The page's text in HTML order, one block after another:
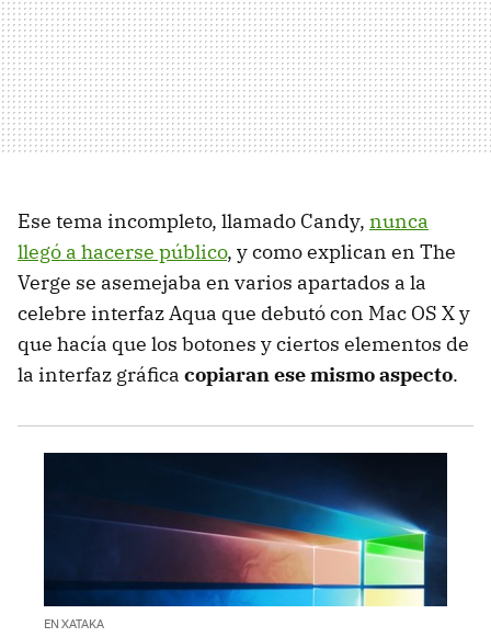
Ese tema incompleto, llamado Candy, nunca
llegó a hacerse público, y como explican en The
Verge se asemejaba en varios apartados a la
celebre interfaz Aqua que debutó con Mac OS X y
que hacía que los botones y ciertos elementos de
la interfaz gráfica copiaran ese mismo aspecto.
EN XATAKA